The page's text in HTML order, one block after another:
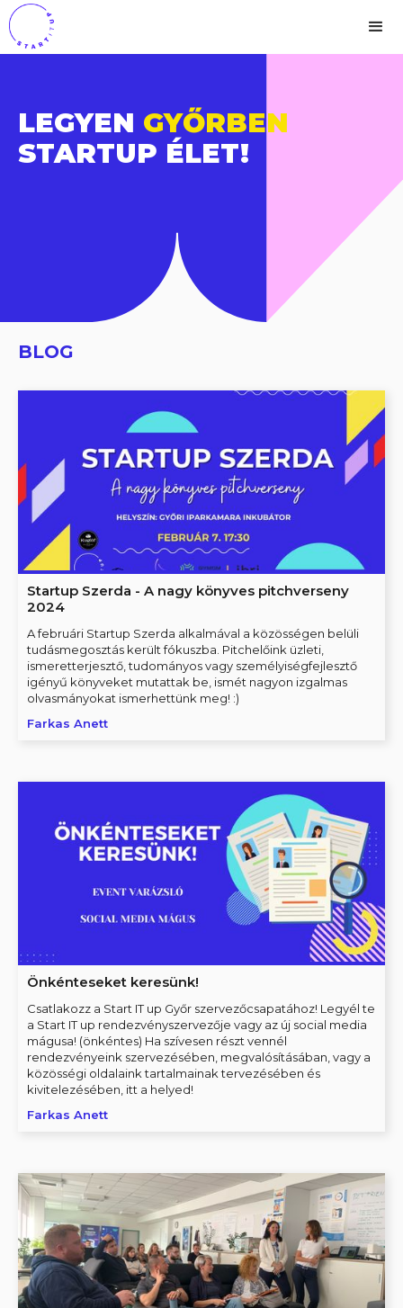
LEGYEN GYŐRBEN
STARTUP ÉLET!
BLOG
Startup Szerda - A nagy könyves pitchverseny
2024
A februári Startup Szerda alkalmával a közösségen belüli
tudásmegosztás került fókuszba. Pitchelőink üzleti,
ismeretterjesztő, tudományos vagy személyiségfejlesztő
igényű könyveket mutattak be, ismét nagyon izgalmas
olvasmányokat ismerhettünk meg! :)
Farkas Anett
Önkénteseket keresünk!
Csatlakozz a Start IT up Győr szervezőcsapatához! Legyél te
a Start IT up rendezvényszervezője vagy az új social media
mágusa! (önkéntes) Ha szívesen részt vennél
rendezvényeink szervezésében, megvalósításában, vagy a
közösségi oldalaink tartalmainak tervezésében és
kivitelezésében, itt a helyed!
Farkas Anett